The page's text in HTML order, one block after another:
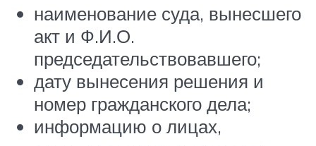
наименование суда, вынесшего
акт и Ф.И.О.
председательствовавшего;
дату вынесения решения и
номер гражданского дела;
информацию о лицах,